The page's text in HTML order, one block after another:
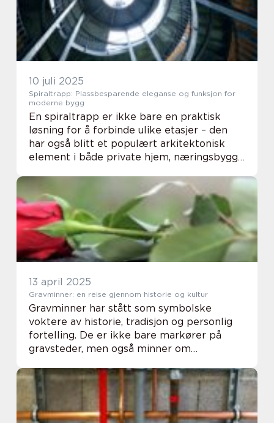
10 juli 2025
Spiraltrapp: Plassbesparende eleganse og funksjon for
moderne bygg
En spiraltrapp er ikke bare en praktisk
løsning for å forbinde ulike etasjer – den
har også blitt et populært arkitektonisk
element i både private hjem, næringsbygg
13 april 2025
Gravminner: en reise gjennom historie og kultur
Gravminner har stått som symbolske
voktere av historie, tradisjon og personlig
fortelling. De er ikke bare markører på
gravsteder, men også minner om
kan inkludere alt fra enkle ...